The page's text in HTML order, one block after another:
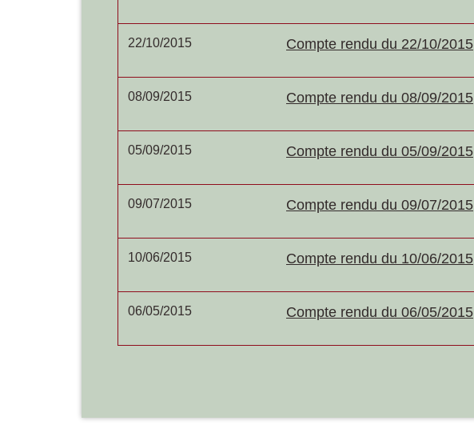
22/10/2015 Compte rendu du 22/10/2015
08/09/2015 Compte rendu du 08/09/2015
05/09/2015 Compte rendu du 05/09/2015
09/07/2015 Compte rendu du 09/07/2015
10/06/2015 Compte rendu du 10/06/2015
06/05/2015 Compte rendu du 06/05/2015